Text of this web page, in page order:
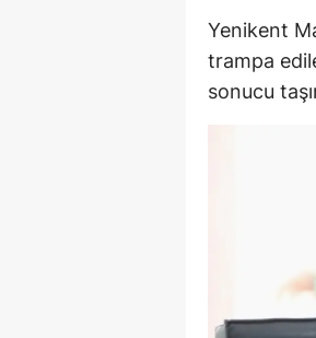
Yenikent
trampa
sonucu